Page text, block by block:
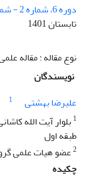
دوره 6، شماره 2 - شماره پیاپی 21
تابستان 1401
نوع مقاله : مقاله
نویسندگان
علیرضا بهشتی
1
1
طبقه اول
2عضو هیات علمی
چکیده